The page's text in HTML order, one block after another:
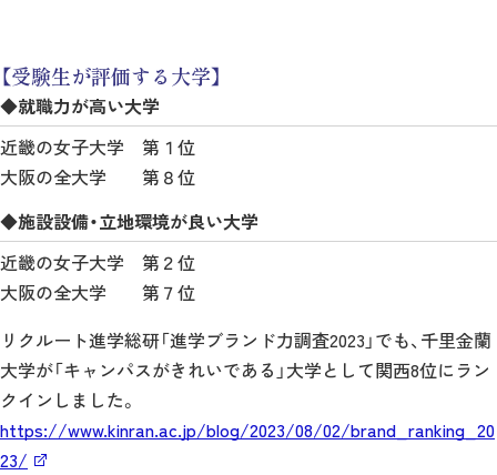
【受験生が評価する大学】
◆就職力が高い大学
近畿の女子大学 第１位
大阪の全大学 第８位
◆施設設備・立地環境が良い大学
近畿の女子大学 第２位
大阪の全大学 第７位
リクルート進学総研「進学ブランド力調査2023」でも、千里金蘭
大学が「キャンパスがきれいである」大学として関西8位にラン
クインしました。
https://www.kinran.ac.jp/blog/2023/08/02/brand_ranking_20
23/